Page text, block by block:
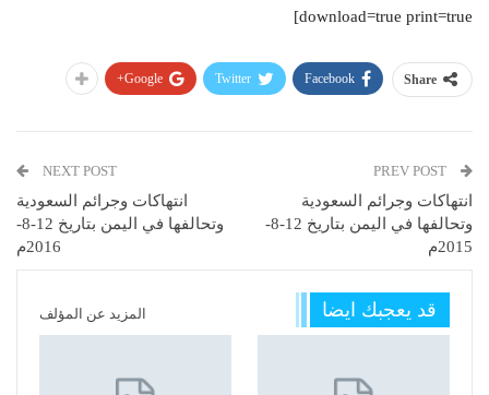
download=true print=true]
Share
Facebook
Twitter
Google+
انتهاكات وجرائم السعودية
وتحالفها في اليمن بتاريخ 12-8-
2015م
NEXT POST
انتهاكات وجرائم السعودية
وتحالفها في اليمن بتاريخ 12-8-
2016م
قد يعجبك ايضا المزيد عن المؤلف